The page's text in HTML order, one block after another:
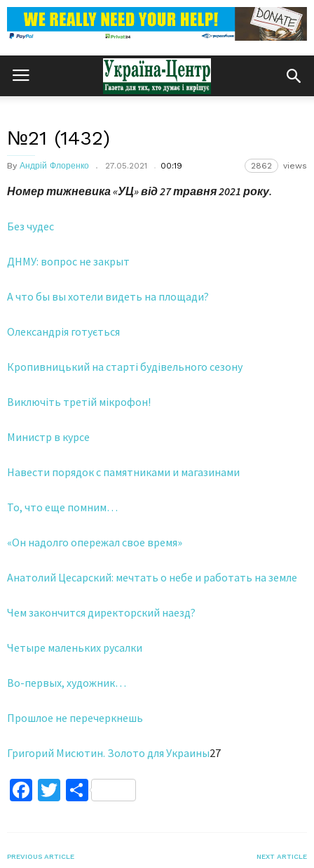
№21 (1432)
By Андрій Флоренко 27.05.2021 00:19 2862 views
Номер тижневика «УЦ» від 27 травня 2021 року.
Без чудес
ДНМУ: вопрос не закрыт
А что бы вы хотели видеть на площади?
Олександрія готується
Кропивницький на старті будівельного сезону
Виключіть третій мікрофон!
Министр в курсе
Навести порядок с памятниками и магазинами
То, что еще помним…
«Он надолго опережал свое время»
Анатолий Цесарский: мечтать о небе и работать на земле
Чем закончится директорский наезд?
Четыре маленьких русалки
Во-первых, художник…
Прошлое не перечеркнешь
Григорий Мисютин. Золото для Украины27
Facebook
TwitterПоділитися
PREVIOUS ARTICLE NEXT ARTICLE